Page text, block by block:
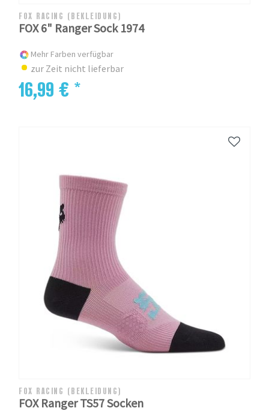
FOX RACING (BEKLEIDUNG)
FOX 6" Ranger Sock 1974
Mehr Farben verfügbar
zur Zeit nicht lieferbar
16,99 € *
FOX RACING (BEKLEIDUNG)
FOX Ranger TS57 Socken